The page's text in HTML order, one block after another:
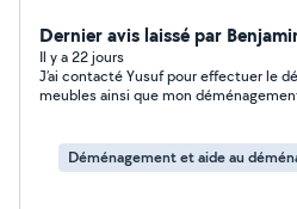
expérience. À bientôt !!!
Dernier avis laissé par
Il y a 22 jours
J’ai contacté Yusuf pour effectuer le
meubles ainsi que mon
soigné et bien fait.
Déménagement et aide au